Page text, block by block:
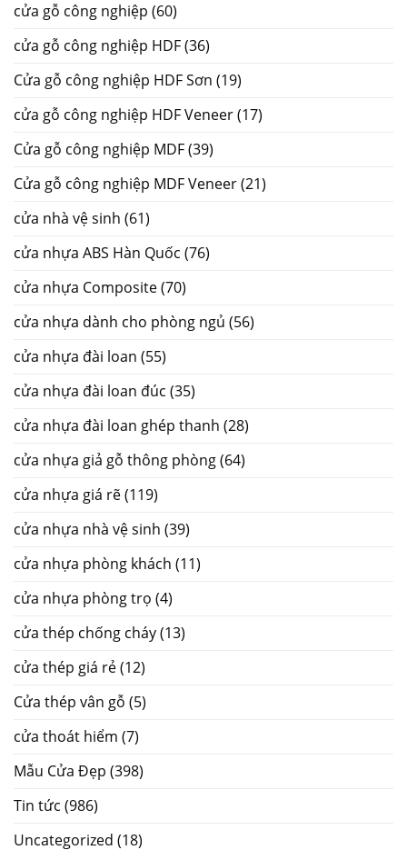
cửa gỗ công nghiệp (60)
cửa gỗ công nghiệp HDF(36)
Cửa gỗ công nghiệp HDF Sơn (19)
cửa gỗ công nghiệp HDF Veneer(17)
Cửa gỗ công nghiệp MDF(39)
Cửa gỗ công nghiệp MDF Veneer(21)
cửa nhà vệ sinh (61)
cửa nhựa ABS Hàn Quốc (76)
cửa nhựa Composite(70)
cửa nhựa dành cho phòng ngủ (56)
cửa nhựa đài loan (55)
cửa nhựa đài loan đúc (35)
cửa nhựa đài loan ghép thanh (28)
cửa nhựa giả gỗ thông phòng(64)
cửa nhựa giá rẽ(119)
cửa nhựa nhà vệ sinh (39)
cửa nhựa phòng khách (11)
cửa nhựa phòng trọ (4)
cửa thép chống cháy(13)
cửa thép giá rẻ(12)
Cửa thép vân gỗ (5)
cửa thoát hiểm (7)
Mẫu Cửa Đẹp (398)
Tin tức (986)
Uncategorized (18)